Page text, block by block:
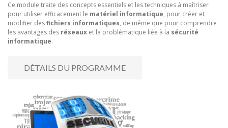
Ce module traite des concepts essentiels et les techniques à maîtriser
pour utiliser efficacement le matériel informatique, pour créer et
modifier desfichiers informatiques, de même que pour comprendre
les avantages des réseaux et la problématique liée à la sécurité
informatique.
DÉTAILS DU PROGRAMME